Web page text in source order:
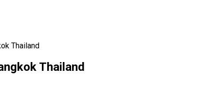
Thailand
Thailand